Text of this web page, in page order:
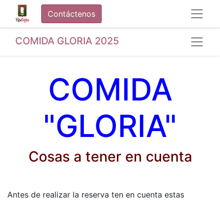
Contáctenos
COMIDA GLORIA 2025
COMIDA
"GLORIA"
Cosas a tener en cuenta
Antes de realizar la reserva ten en cuenta estas